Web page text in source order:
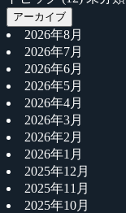
アーカイブ
2026年8月
2026年7月
2026年6月
2026年5月
2026年4月
2026年3月
2026年2月
2026年1月
2025年12月
2025年11月
2025年10月